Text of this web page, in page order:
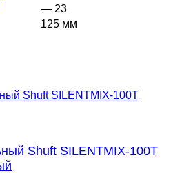
— 23
125 мм
Shuft SILENTMIX-100T